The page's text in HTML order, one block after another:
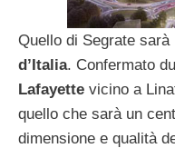
Quello di Segrate sarà
d’Italia. Confermato
Lafayette vicino a
quello che sarà un
dimensione e qualità